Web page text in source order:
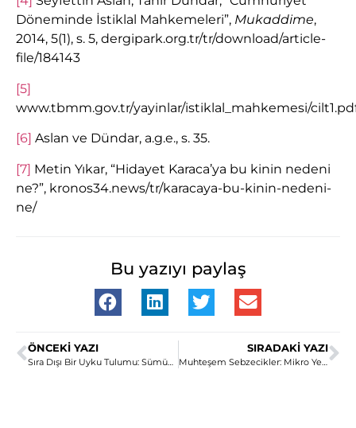
Döneminde İstiklal Mahkemeleri”, Mukaddime,
2014, 5(1), s. 5, dergipark.org.tr/tr/download/article-
file/184143
[5]
www.tbmm.gov.tr/yayinlar/istiklal_mahkemesi/
[6] Aslan ve Dündar, a.g.e., s. 35.
[7] Metin Yıkar, “Hidayet Karaca’ya bu kinin nedeni
ne?”, kronos34.news/tr/karacaya-bu-kinin-nedeni-
ne/
Bu yazıyı paylaş
ÖNCEKI YAZI SIRADAKI YAZI